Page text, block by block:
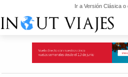
Ir a Versión Clásica o